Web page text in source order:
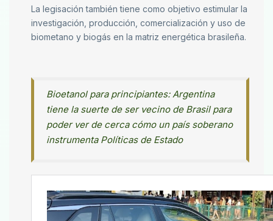
La legisación también tiene como objetivo estimular la
investigación, producción, comercialización y uso de
biometano y biogás en la matriz energética brasileña.
Bioetanol para principiantes: Argentina
tiene la suerte de ser vecino de Brasil para
poder ver de cerca cómo un país soberano
instrumenta Políticas de Estado